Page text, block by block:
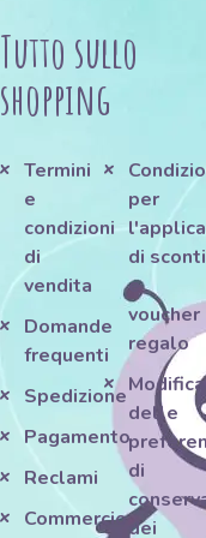
Tutto sullo
shopping
Termini
e
condizioni
di
vendita
Domande
frequenti
Spedizione
Pagamento
Reclami
Commercio
per
di sconti
e
voucher
regalo
Modifica
delle
di
dei